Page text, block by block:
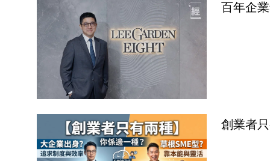
百年企
創業者